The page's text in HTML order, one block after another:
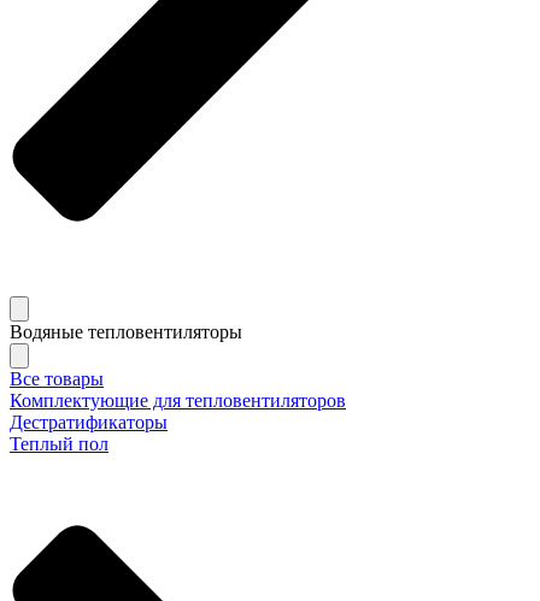
Водяные тепловентиляторы
Все товары
Комплектующие для тепловентиляторов
Дестратификаторы
Теплый пол